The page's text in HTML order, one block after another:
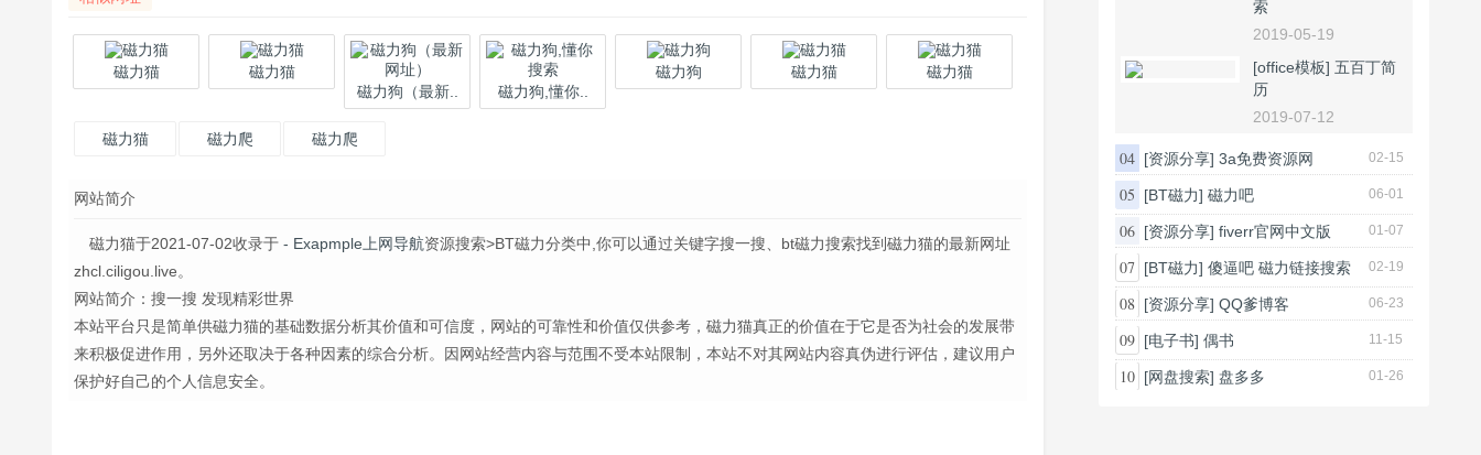
磁力猫
磁力猫
磁力狗（最新..
磁力狗,懂你..
磁力狗 磁力猫 磁力猫
磁力猫 磁力爬 磁力爬
网站简介
磁力猫于2021-07-02收录于 - Exapmple上网导航资源搜索>BT磁力分类中,你可以通过关键字搜一搜、bt磁力搜索找到磁力猫的最新网址
zhcl.ciligou.live。
网站简介：搜一搜 发现精彩世界
本站平台只是简单供磁力猫的基础数据分析其价值和可信度，网站的可靠性和价值仅供参考，磁力猫真正的价值在于它是否为社会的发展带
来积极促进作用，另外还取决于各种因素的综合分析。因网站经营内容与范围不受本站限制，本站不对其网站内容真伪进行评估，建议用户
保护好自己的个人信息安全。
索
2019-05-19
[office模板] 五百丁简
历
2019-07-12
04 [资源分享] 3a免费资源网 02-15
05 [BT磁力] 磁力吧 06-01
06 [资源分享] fiverr官网中文版 01-07
07 [BT磁力] 傻逼吧 磁力链接搜索 02-19
08 [资源分享] QQ爹博客 06-23
09 [电子书] 偶书 11-15
10 [网盘搜索] 盘多多 01-26